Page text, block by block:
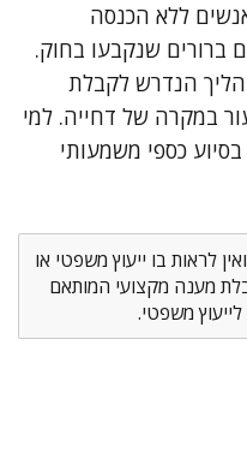
ללא הכנסה
ברורים שנקבעו בחוק.
הנדרש לקבלת
במקרה של דחייה. למי
כספי משמעותי
לראות בו ייעוץ משפטי או
מענה מקצועי המותאם
משפטי.